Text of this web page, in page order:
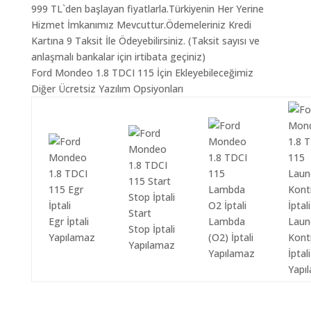
999 TL`den başlayan fiyatlarla.Türkiyenin Her Yerine
Hizmet İmkanımız Mevcuttur.Ödemeleriniz Kredi
Kartına 9 Taksit İle Ödeyebilirsiniz. (Taksit sayısı ve
anlaşmalı bankalar için irtibata geçiniz)
Ford Mondeo 1.8 TDCI 115 İçin Ekleyebileceğimiz
Diğer Ücretsiz Yazılım Opsiyonları
Egr İptali
Yapılamaz
Start
Stop İptali
Yapılamaz
Lambda
(O2) İptali
Yapılamaz
İptali